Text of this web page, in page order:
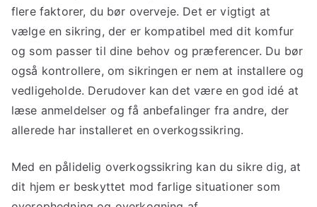
flere faktorer, du bør overveje. Det er vigtigt at
vælge en sikring, der er kompatibel med dit komfur
og som passer til dine behov og præferencer. Du bør
også kontrollere, om sikringen er nem at installere og
vedligeholde. Derudover kan det være en god idé at
læse anmeldelser og få anbefalinger fra andre, der
allerede har installeret en overkogssikring.
Med en pålidelig overkogssikring kan du sikre dig, at
dit hjem er beskyttet mod farlige situationer som